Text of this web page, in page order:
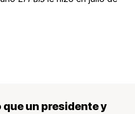
un presidente y